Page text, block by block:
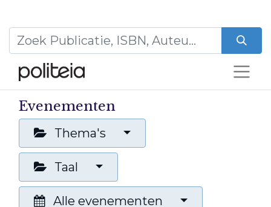
Evenementen
Thema's
Taal
Alle evenementen